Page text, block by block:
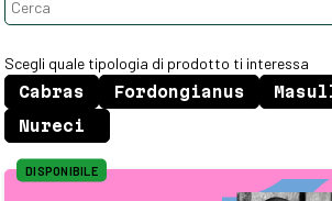
Scegli quale tipologia di prodotto ti interessa
DISPONIBILE